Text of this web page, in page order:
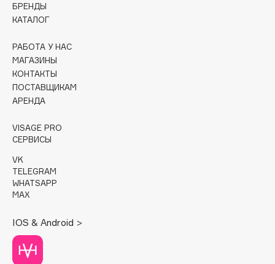
Crescina
Curaprox
D
DABO
Darphin
Davines
Dessange
Dior
Divage
БРЕНДЫ
КАТАЛОГ
РАБОТА У НАС
МАГАЗИНЫ
КОНТАКТЫ
ПОСТАВЩИКАМ
АРЕНДА
VISAGE PRO
СЕРВИСЫ
VK
TELEGRAM
WHATSAPP
MAX
IOS & Android >